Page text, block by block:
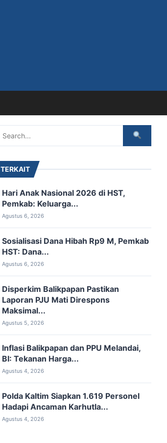
TERKAIT
Hari Anak Nasional 2026 di HST,
Pemkab: Keluarga...
Agustus 6, 2026
Sosialisasi Dana Hibah Rp9 M, ‎Pemkab
HST: Dana...
Agustus 6, 2026
Disperkim Balikpapan Pastikan
Laporan PJU Mati Direspons
Maksimal...
Agustus 5, 2026
Inflasi Balikpapan dan PPU Melandai,
BI: Tekanan Harga...
Agustus 4, 2026
Polda Kaltim Siapkan 1.619 Personel
Hadapi Ancaman Karhutla...
Agustus 4, 2026